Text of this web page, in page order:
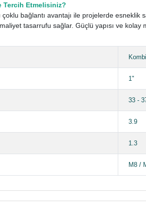
Tercih Etmelisiniz?
bağlantı avantajı ile projelerde
tasarrufu sağlar. Güçlü yapısı ve
1"
33 -
3.9
1.3
M8 /